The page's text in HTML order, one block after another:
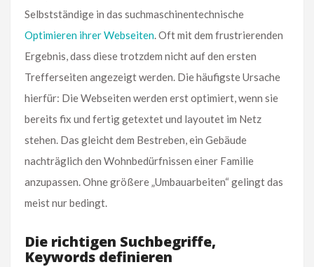
Selbstständige in das suchmaschinentechnische
Optimieren ihrer Webseiten. Oft mit dem frustrierenden
Ergebnis, dass diese trotzdem nicht auf den ersten
Trefferseiten angezeigt werden. Die häufigste Ursache
hierfür: Die Webseiten werden erst optimiert, wenn sie
bereits fix und fertig getextet und layoutet im Netz
stehen. Das gleicht dem Bestreben, ein Gebäude
nachträglich den Wohnbedürfnissen einer Familie
anzupassen. Ohne größere „Umbauarbeiten“ gelingt das
meist nur bedingt.
Die richtigen Suchbegriffe,
Keywords definieren